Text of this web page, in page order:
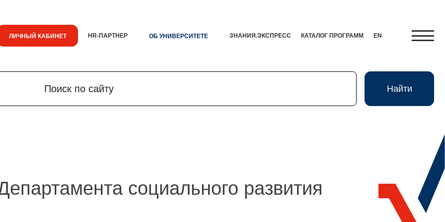
ЛИЧНЫЙ КАБИНЕТ HR-ПАРТНЕР ОБ УНИВЕРСИТЕТЕ ЗНАНИЯ.ЭКСПРЕСС КАТАЛОГ ПРОГРАММ EN
Поиск по сайту Найти
социального развития